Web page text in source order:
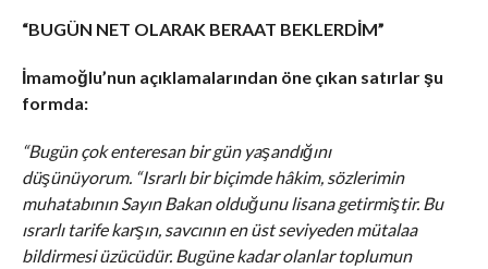
“BUGÜN NET OLARAK BERAAT BEKLERDİM”
İmamoğlu’nun açıklamalarından öne çıkan satırlar şu
formda:
“Bugün çok enteresan bir gün yaşandığını
düşünüyorum. “Israrlı bir biçimde hâkim, sözlerimin
muhatabının Sayın Bakan olduğunu lisana getirmiştir. Bu
ısrarlı tarife karşın, savcının en üst seviyeden mütalaa
bildirmesi üzücüdür. Bugüne kadar olanlar toplumun